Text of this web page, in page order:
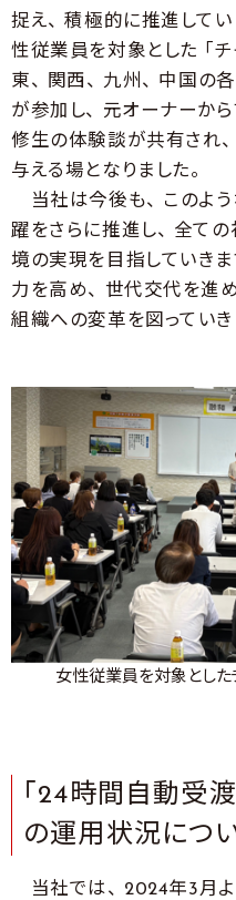
捉え、 積極的に推進して
性従業員を対象とした 「チ
東、 関西、 九州、 中国の
が参加し、 元オーナーか
修生の体験談が共有され
与える場となりました。
当社は今後も、 このよ
躍をさらに推進し、 全て
境の実現を目指していき
力を高め、 世代交代を進
組織への変革を図っていき
女性従業員を対象とした
｢24時間自動受渡
の運用状況につ
当社では、 2024年3月よ